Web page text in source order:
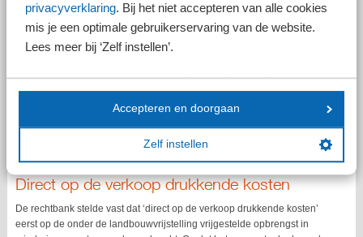
privacyverklaring. Bij het niet accepteren van alle cookies
mis je een optimale gebruikerservaring van de website.
Lees meer bij ‘Zelf instellen’.
Accepteren en doorgaan
Zelf instellen
bestemmingswijziging. De winst bij verkoop van de grond is dus
onbelast, maar een eventueel verlies is ook niet aftrekbaar.
Makelaarskosten aftrekbaar?
In genoemde zaak ging het om een vof waarin drie agrariërs een
realiseerden zij een stakingswinst van ruim € 6,2 miljoen, waarvan €
938.000 belast was en de rest vrijgesteld was ingevolge de
landbouwvrijstelling. Voor de rechtbank stond de vraag centraal of de bij
verkoop gemaakte makelaarskosten integraal aftrekbaar waren.
Direct op de verkoop drukkende kosten
De rechtbank stelde vast dat ‘direct op de verkoop drukkende kosten’
eerst op de onder de landbouwvrijstelling vrijgestelde opbrengst in